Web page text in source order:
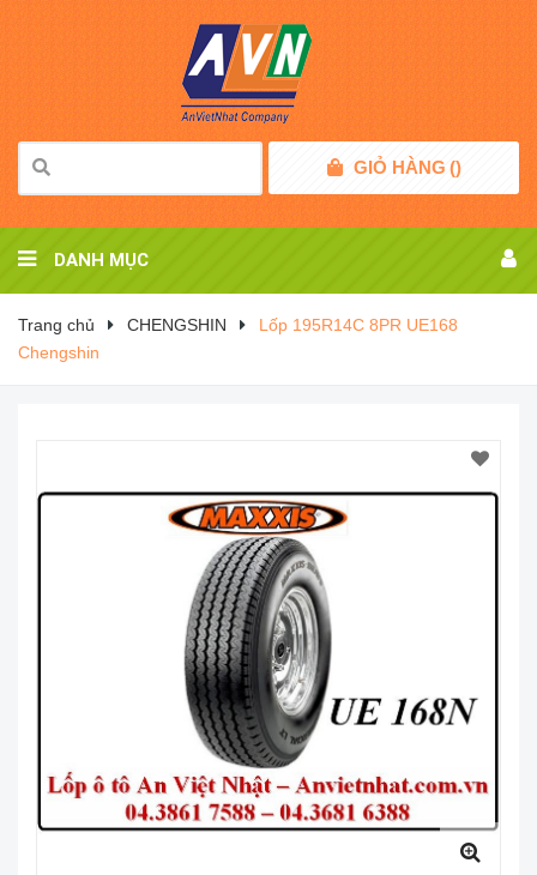
GIỎ HÀNG ()
DANH MỤC
Trang chủ CHENGSHIN
Lốp 195R14C 8PR UE168
Chengshin